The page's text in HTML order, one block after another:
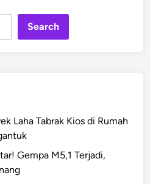
Search
Laha Tabrak Kios di Rumah
Gempa M5,1 Terjadi,